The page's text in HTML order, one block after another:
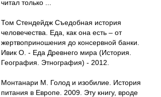
читал только ...
Том Стендейдж Съедобная история
человечества. Еда, как она есть – от
жертвоприношения до консервной банки.
Ивик О. - Еда Древнего мира (История.
География. Этнография) - 2012.
Монтанари М. Голод и изобилие. История
питания в Европе. 2009. Эту книгу, вроде